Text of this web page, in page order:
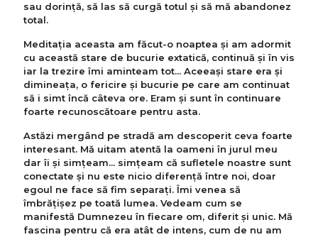
sau dorință, să las să curgă totul și să mă abandonez
total.
Meditația aceasta am făcut-o noaptea și am adormit
cu această stare de bucurie extatică, continuă și în vis
iar la trezire îmi aminteam tot... Aceeași stare era și
dimineața, o fericire și bucurie pe care am continuat
să i simt încă câteva ore. Eram și sunt în continuare
foarte recunoscătoare pentru asta.
Astăzi mergând pe stradă am descoperit ceva foarte
interesant. Mă uitam atentă la oameni în jurul meu
dar îi și simțeam... simțeam că sufletele noastre sunt
conectate și nu este nicio diferență între noi, doar
egoul ne face să fim separați. Îmi venea să
îmbrățișez pe toată lumea. Vedeam cum se
manifestă Dumnezeu în fiecare om, diferit și unic. Mă
fascina pentru că era atât de intens, cum de nu am